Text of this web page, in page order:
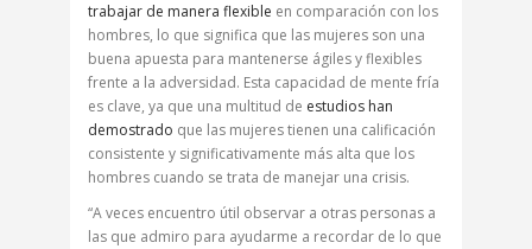
trabajar de manera flexible en comparación con los
hombres, lo que significa que las mujeres son una
buena apuesta para mantenerse ágiles y flexibles
frente a la adversidad. Esta capacidad de mente fría
es clave, ya que una multitud de estudios han
demostrado que las mujeres tienen una calificación
consistente y significativamente más alta que los
hombres cuando se trata de manejar una crisis.
“A veces encuentro útil observar a otras personas a
las que admiro para ayudarme a recordar de lo que